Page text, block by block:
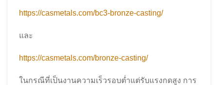
https://casmetals.com/bc3-bronze-casting/
และ
https://casmetals.com/bronze-casting/
ในกรณีที่เป็นงานความเร็วรอบต่ำแต่รับแรงกดสูง การ